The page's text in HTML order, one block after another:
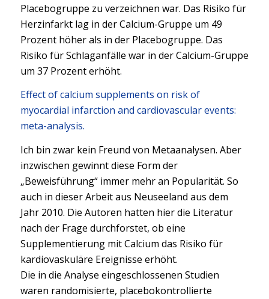
Placebogruppe zu verzeichnen war. Das Risiko für
Herzinfarkt lag in der Calcium-Gruppe um 49
Prozent höher als in der Placebogruppe. Das
Risiko für Schlaganfälle war in der Calcium-Gruppe
um 37 Prozent erhöht.
Effect of calcium supplements on risk of
myocardial infarction and cardiovascular events:
meta-analysis.
Ich bin zwar kein Freund von Metaanalysen. Aber
inzwischen gewinnt diese Form der
„Beweisführung“ immer mehr an Popularität. So
auch in dieser Arbeit aus Neuseeland aus dem
Jahr 2010. Die Autoren hatten hier die Literatur
nach der Frage durchforstet, ob eine
Supplementierung mit Calcium das Risiko für
kardiovaskuläre Ereignisse erhöht.
Die in die Analyse eingeschlossenen Studien
waren randomisierte, placebokontrollierte